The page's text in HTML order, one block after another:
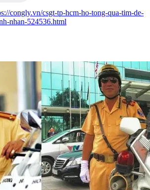
congly.vn/csgt-tp-hcm-ho-tong-qua-tim-de-
nhan-524536.html